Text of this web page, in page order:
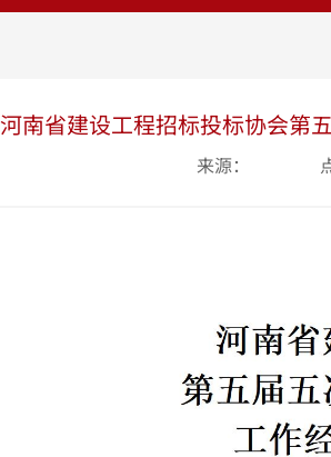
河南省建设工程招标投标协会第
来源：